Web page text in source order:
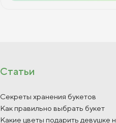
Статьи
Секреты хранения букетов
Как правильно выбрать букет
Какие цветы подарить девушке